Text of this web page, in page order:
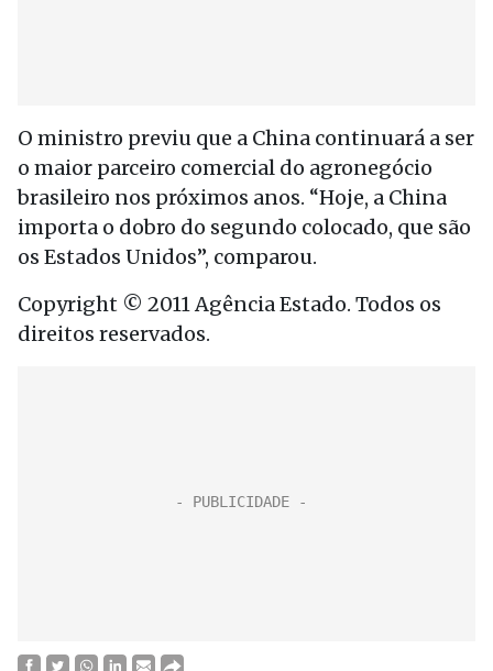
O ministro previu que a China continuará a ser
o maior parceiro comercial do agronegócio
brasileiro nos próximos anos. “Hoje, a China
importa o dobro do segundo colocado, que são
os Estados Unidos”, comparou.
Copyright © 2011 Agência Estado. Todos os
direitos reservados.